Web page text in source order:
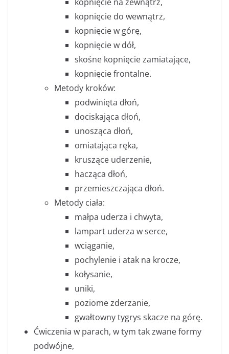
kopnięcie do wewnątrz,
kopnięcie w górę,
kopnięcie w dół,
skośne kopnięcie zamiatające,
kopnięcie frontalne.
Metody kroków:
podwinięta dłoń,
dociskająca dłoń,
unosząca dłoń,
omiatająca ręka,
kruszące uderzenie,
hacząca dłoń,
przemieszczająca dłoń.
Metody ciała:
małpa uderza i chwyta,
lampart uderza w serce,
wciąganie,
pochylenie i atak na krocze,
kołysanie,
uniki,
poziome zderzanie,
gwałtowny tygrys skacze na górę.
Ćwiczenia w parach, w tym tak zwane formy
podwójne,